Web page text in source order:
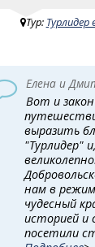
Тур:
Елена и
Вот и
выразить
"Турлидер"
нам в
чудесный
историей и
посетили